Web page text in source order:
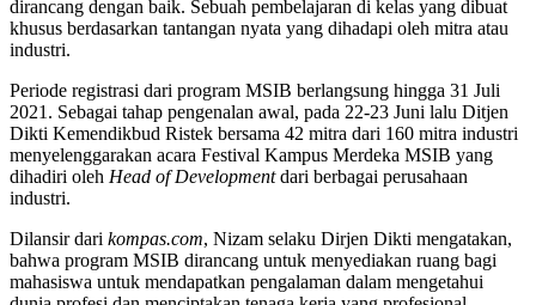
dirancang dengan baik. Sebuah pembelajaran di kelas yang dibuat
khusus berdasarkan tantangan nyata yang dihadapi oleh mitra atau
industri.
Periode registrasi dari program MSIB berlangsung hingga 31 Juli
2021. Sebagai tahap pengenalan awal, pada 22-23 Juni lalu Ditjen
Dikti Kemendikbud Ristek bersama 42 mitra dari 160 mitra industri
menyelenggarakan acara Festival Kampus Merdeka MSIB yang
dihadiri oleh Head of Developmentdari berbagai perusahaan
industri.
Dilansir dari kompas.com, Nizam selaku Dirjen Dikti mengatakan,
bahwa program MSIB dirancang untuk menyediakan ruang bagi
mahasiswa untuk mendapatkan pengalaman dalam mengetahui